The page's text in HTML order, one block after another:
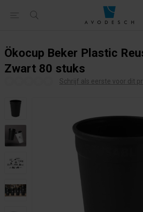
Ökocup Beker Plastic
Zwart 80 stuks
Schrijf als eerste voor dit